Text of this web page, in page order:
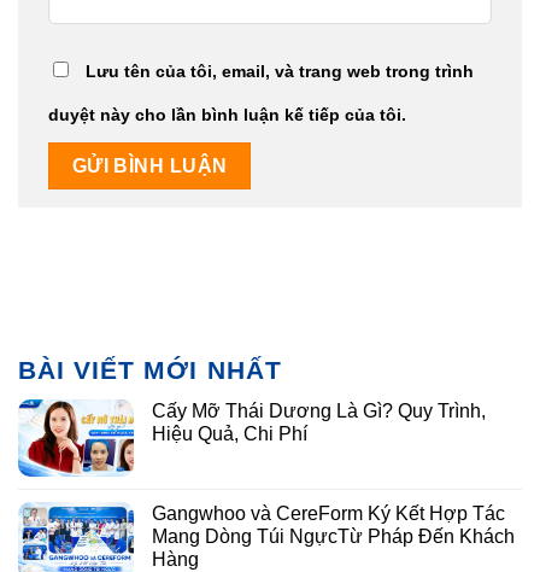
Lưu tên của tôi, email, và trang web trong trình
duyệt này cho lần bình luận kế tiếp của tôi.
BÀI VIẾT MỚI NHẤT
Cấy Mỡ Thái Dương Là Gì? Quy Trình,
Hiệu Quả, Chi Phí
Gangwhoo và CereForm Ký Kết Hợp Tác
Mang Dòng Túi NgựcTừ Pháp Đến Khách
Hàng